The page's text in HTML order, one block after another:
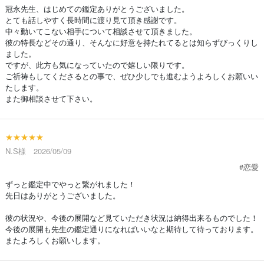
冠永先生、はじめての鑑定ありがとうございました。
とても話しやすく長時間に渡り見て頂き感謝です。
中々動いてこない相手について相談させて頂きました。
彼の特長などその通り、そんなに好意を持たれてるとは知らずびっくりし
ました。
ですが、此方も気になっていたので嬉しい限りです。
ご祈祷もしてくださるとの事で、ぜひ少しでも進むようよろしくお願いい
たします。
また御相談させて下さい。
★★★★★
N.S様 2026/05/09
#恋愛
ずっと鑑定中でやっと繋がれました！
先日はありがとうございました。
彼の状況や、今後の展開など見ていただき状況は納得出来るものでした！
今後の展開も先生の鑑定通りになればいいなと期待して待っております。
またよろしくお願いします。